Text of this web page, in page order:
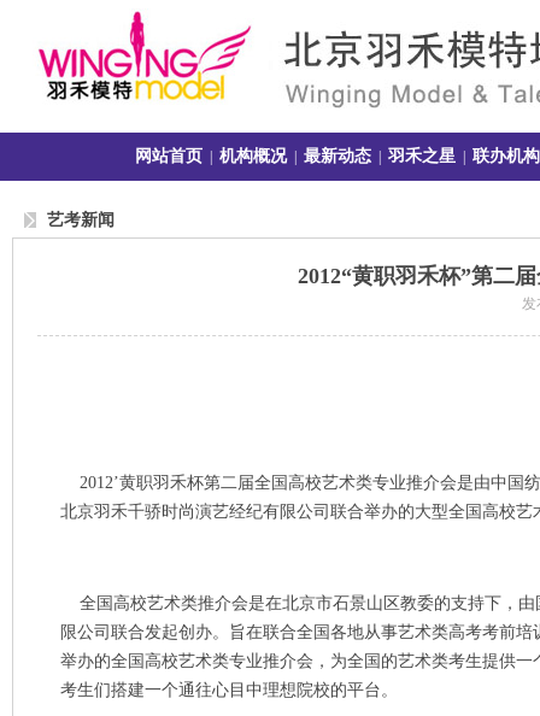
网站首页 机构概况| 最新动态 羽禾之星 联办机构
艺考新闻
2012“黄职羽禾杯”第二
发
2012’黄职羽禾杯第二届全国高校艺术类专业推介会是由中国
北京羽禾千骄时尚演艺经纪有限公司联合举办的大型全国高校
全国高校艺术类推介会是在北京市石景山区教委的支持下，
限公司联合发起创办。旨在联合全国各地从事艺术类高考考前
举办的全国高校艺术类专业推介会，为全国的艺术类考生提供
考生们搭建一个通往心目中理想院校的平台。